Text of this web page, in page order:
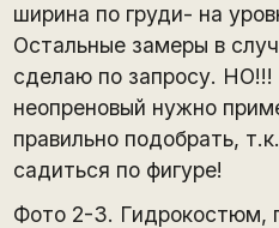
ширина по груди- на
Остальные замеры в
сделаю по запросу.
неопреновый нужно
правильно подобрать,
садиться по фигуре!
Фото 2-3. Гидрокостюм,